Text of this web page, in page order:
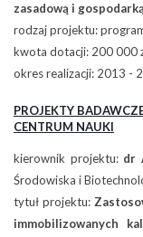
zasadową i
rodzaj projektu:
kwota dotacji: 200 000
okres realizacji: 2013 -
PROJEKTY
CENTRUM NAUKI
kierownik projektu: dr
Środowiska i
tytuł projektu:
immobilizowanych